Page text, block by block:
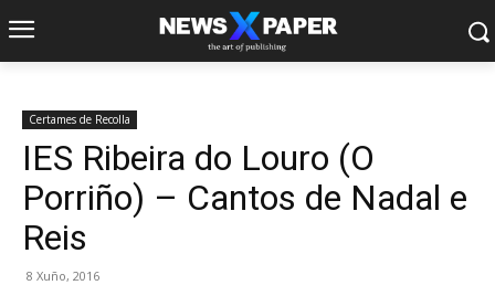
Certames de Recolla
IES Ribeira do Louro (O
Porriño) – Cantos de Nadal e
Reis
8 Xuño, 2016